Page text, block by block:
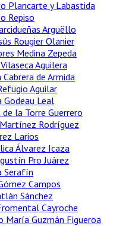
Plancarte y Labastida
Repiso
Arguëllo
Rougier Olanier
Medina Zepeda
Aguilera
Cabrera de Armida
Aguilar
Godeau Leal
de la Torre Guerrero
Rodríguez
Larios
Álvarez Icaza
Pro Juárez
Serafín
Campos
Sánchez
Cayroche
María Guzmán Figueroa